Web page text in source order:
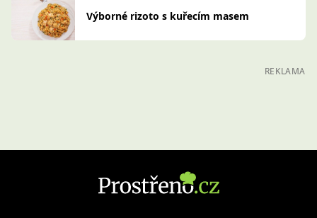
Výborné rizoto s kuřecím masem
REKLAMA